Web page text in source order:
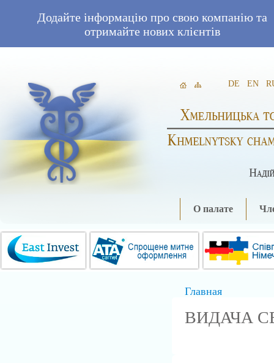
Додайте інформацію про свою компанію та
отримайте нових клієнтів
DE EN
О палате
Главная
ВИДАЧА